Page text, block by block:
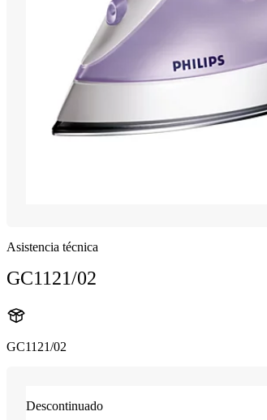
Asistencia técnica
GC1121/02
GC1121/02
Descontinuado